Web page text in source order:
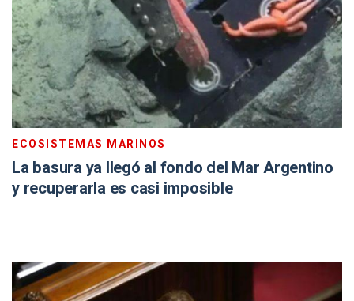
ECOSISTEMAS MARINOS
La basura ya llegó al fondo del Mar Argentino
y recuperarla es casi imposible